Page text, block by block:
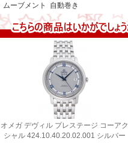
ムーブメント 自動巻き
オメガ デヴィル プレステージ コーアク
シャル 424.10.40.20.02.001 シルバー